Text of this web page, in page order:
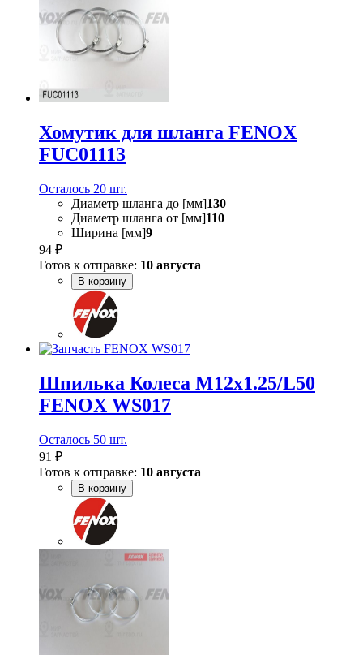
Хомутик для шланга FENOX
FUC01113
Осталось 20 шт.
Диаметр шланга до [мм]130
Диаметр шланга от [мм]110
Ширина [мм]9
94 ₽
Готов к отправке: 10 августа
В корзину
Шпилька Колеса M12х1.25/L50
FENOX WS017
Осталось 50 шт.
91 ₽
Готов к отправке: 10 августа
В корзину